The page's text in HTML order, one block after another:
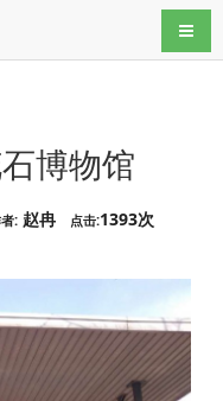
导航
博物馆
: 赵冉 点击:1393次